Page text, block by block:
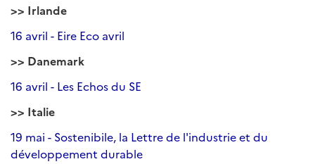
>> Irlande
16 avril - Eire Eco avril
>> Danemark
16 avril - Les Echos du SE
>> Italie
19 mai - Sostenibile, la Lettre de l'industrie et du
développement durable